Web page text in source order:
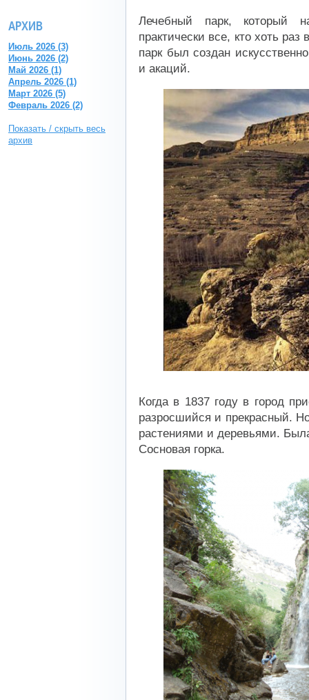
Лечебный парк, который
практически все, кто хоть
парк был создан
и акаций.
Когда в 1837 году в город
разросшийся и прекрасный.
растениями и деревьями.
Сосновая горка.
АРХИВ
Июль 2026 (3)
Июнь 2026 (2)
Май 2026 (1)
Апрель 2026 (1)
Март 2026 (5)
Февраль 2026 (2)
Показать / скрыть весь
архив